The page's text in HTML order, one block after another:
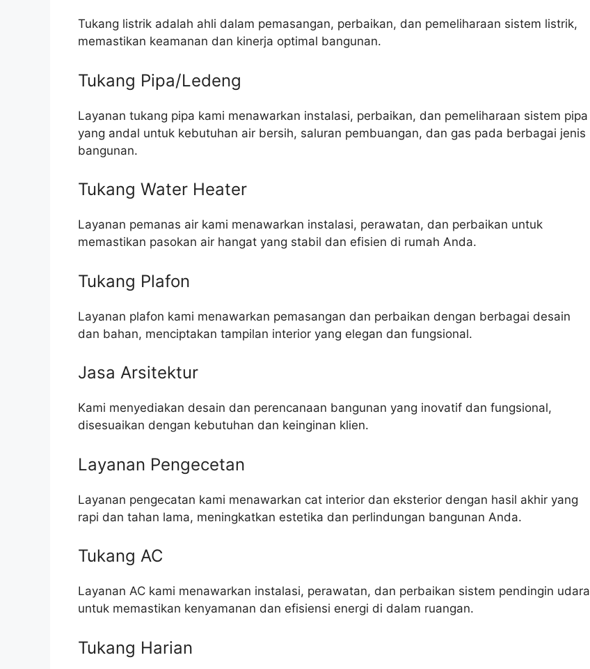
Tukang listrik adalah ahli dalam pemasangan, perbaikan, dan pemeliharaan sistem listrik,
memastikan keamanan dan kinerja optimal bangunan.
Tukang Pipa/Ledeng
Layanan tukang pipa kami menawarkan instalasi, perbaikan, dan pemeliharaan sistem pipa
yang andal untuk kebutuhan air bersih, saluran pembuangan, dan gas pada berbagai jenis
bangunan.
Tukang Water Heater
Layanan pemanas air kami menawarkan instalasi, perawatan, dan perbaikan untuk
memastikan pasokan air hangat yang stabil dan efisien di rumah Anda.
Tukang Plafon
Layanan plafon kami menawarkan pemasangan dan perbaikan dengan berbagai desain
dan bahan, menciptakan tampilan interior yang elegan dan fungsional.
Jasa Arsitektur
Kami menyediakan desain dan perencanaan bangunan yang inovatif dan fungsional,
disesuaikan dengan kebutuhan dan keinginan klien.
Layanan Pengecetan
Layanan pengecatan kami menawarkan cat interior dan eksterior dengan hasil akhir yang
rapi dan tahan lama, meningkatkan estetika dan perlindungan bangunan Anda.
Tukang AC
Layanan AC kami menawarkan instalasi, perawatan, dan perbaikan sistem pendingin udara
untuk memastikan kenyamanan dan efisiensi energi di dalam ruangan.
Tukang Harian